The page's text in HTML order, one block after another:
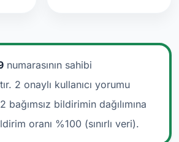
numarasının sahibi
2 onaylı kullanıcı yorumu
2 bağımsız bildirimin dağılımına
oranı %100 (sınırlı veri).